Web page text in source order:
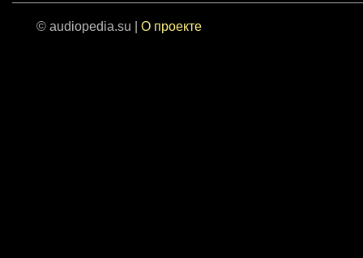
© audiopedia.su | О проекте